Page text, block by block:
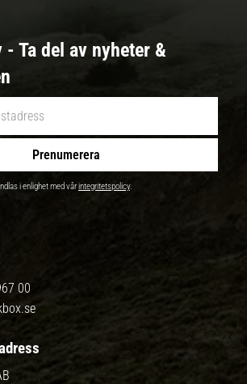
- Ta del av nyheter &
Prenumerera
i enlighet med vårintegritetspolicy.
00